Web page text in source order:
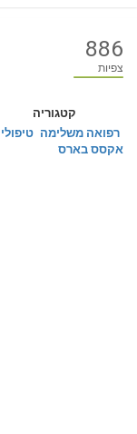
886
צפיות
קטגוריה
רפואה משלימה
אקסס בארס